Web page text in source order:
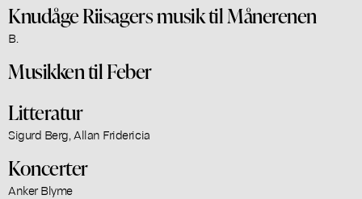
Knudåge Riisagers musik til Månerenen
B.
Musikken til Feber
Litteratur
Sigurd Berg, Allan Fridericia
Koncerter
Anker Blyme